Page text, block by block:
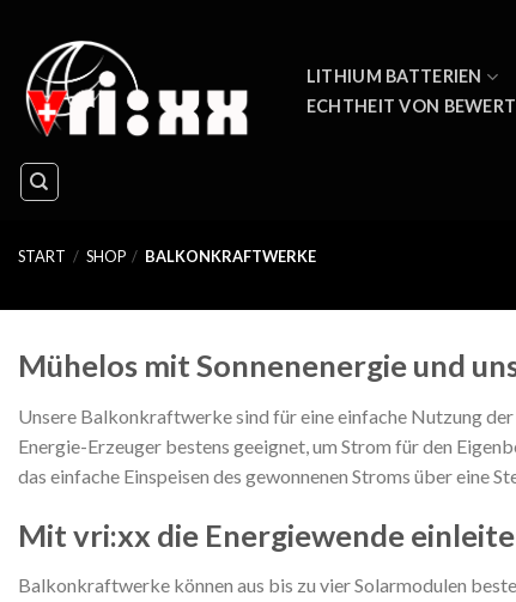
content
LITHIUM BATTERIEN
ECHTHEIT VON
START / SHOP / BALKONKRAFTWERKE
Mühelos mit Sonnenenergie und
Unsere Balkonkraftwerke sind für eine einfache Nutzung
Energie-Erzeuger bestens geeignet, um Strom für den
das einfache Einspeisen des gewonnenen Stroms über eine
Mit vri:xx die Energiewende
Balkonkraftwerke können aus bis zu vier Solarmodulen